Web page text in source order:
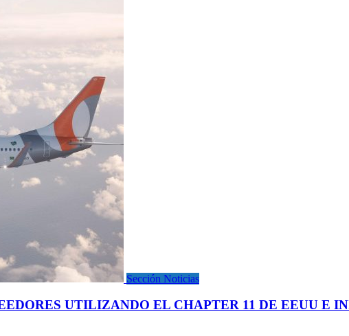
Sección Noticias
UTILIZANDO EL CHAPTER 11 DE EEUU E